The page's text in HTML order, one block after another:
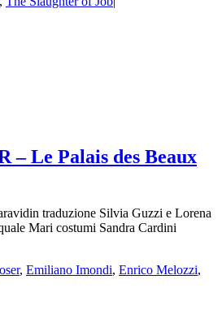
Le Palais des Beaux
traduzione Silvia Guzzi e Lorena
Mari costumi Sandra Cardini
, Emiliano Imondi, Enrico Melozzi,